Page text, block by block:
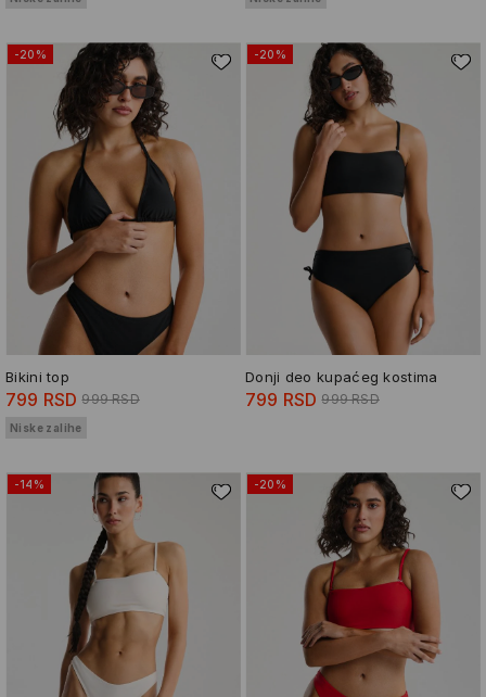
-20%
Bikini top
799 RSD 999 RSD
Niske zalihe
-20%
Donji deo kupaćeg kostima
799 RSD 999 RSD
-14% -20%